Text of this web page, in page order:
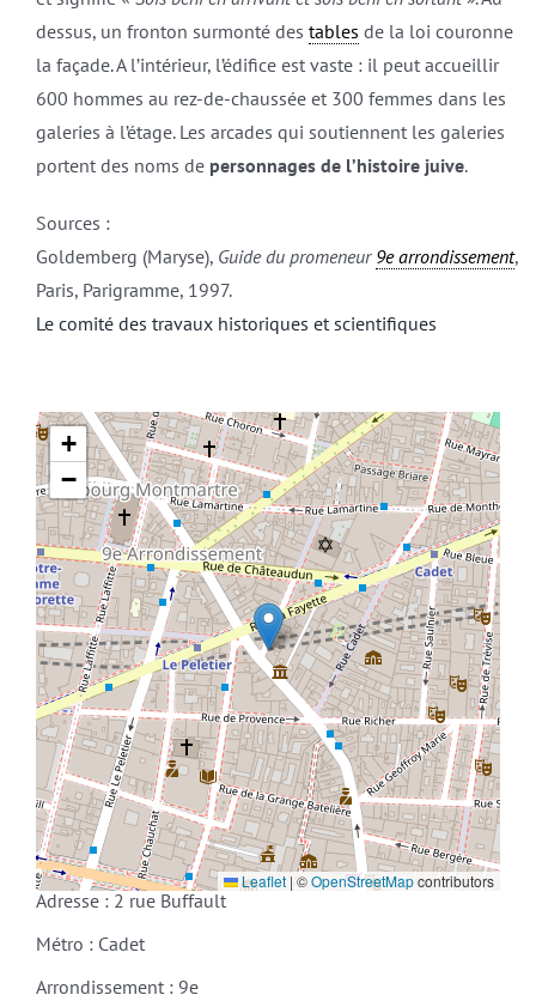
dessus, un fronton surmonté des tables de la loi couronne
la façade. A l’intérieur, l’édifice est vaste : il peut accueillir
600 hommes au rez-de-chaussée et 300 femmes dans les
galeries à l’étage. Les arcades qui soutiennent les galeries
portent des noms de personnages de l’histoire juive.
Sources :
Goldemberg (Maryse), Guide du promeneur 9e arrondissement,
Paris, Parigramme, 1997.
Le comité des travaux historiques et scientifiques
+
−
Leaflet |©OpenStreetMapcontributors
Adresse : 2 rue Buffault
Métro : Cadet
Arrondissement : 9e